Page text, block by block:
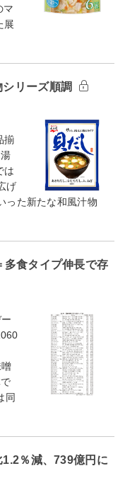
マ
展
リーズ順調
揃
は
げ
った新たな和風汁物
多食タイプ伸長で存
同
％減、739億円に